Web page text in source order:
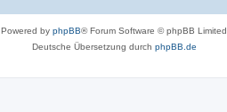
Powered by phpBB® Forum Software © phpBB Limited
Deutsche Übersetzung durch phpBB.de